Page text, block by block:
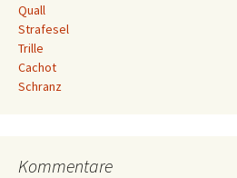
Quall
Strafesel
Trille
Cachot
Schranz
Kommentare